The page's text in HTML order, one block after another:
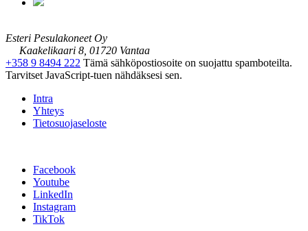
Esteri Pesulakoneet Oy
Kaakelikaari 8, 01720 Vantaa
+358 9 8494 222 Tämä sähköpostiosoite on suojattu spamboteilta.
Tarvitset JavaScript-tuen nähdäksesi sen.
Intra
Yhteys
Tietosuojaseloste
Facebook
Youtube
LinkedIn
Instagram
TikTok